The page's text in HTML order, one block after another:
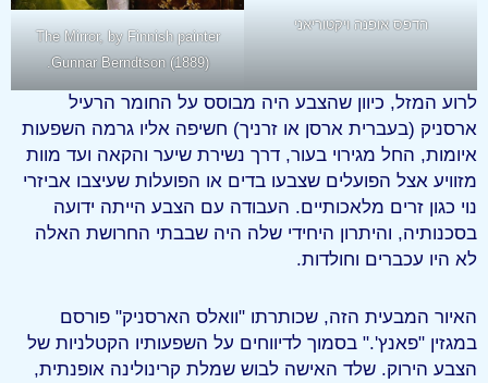
הדפס אופנה ויקטוריאני
The Mirror, by Finnish painter
Gunnar Berndtson (1889).
לרוע המזל, כיוון שהצבע היה מבוסס על החומר הרעיל
ארסניק (בעברית ארסן או זרניך) חשיפה אליו גרמה השפעות
איומות, החל מגירוי בעור, דרך נשירת שיער והקאה ועד מוות
מזוויע אצל הפועלים שצבעו בדים או הפועלות שעיצבו אביזרי
נוי כגון זרים מלאכותיים. העבודה עם הצבע הייתה ידועה
בסכנותיה, והיתרון היחידי שלה היה שבבתי החרושת האלה
לא היו עכברים וחולדות.
האיור המבעית הזה, שכותרתו "וואלס הארסניק" פורסם
במגזין "פאנץ'." בסמוך לדיווחים על השפעותיו הקטלניות של
הצבע הירוק. שלד האישה לבוש שמלת קרינולינה אופנתית,